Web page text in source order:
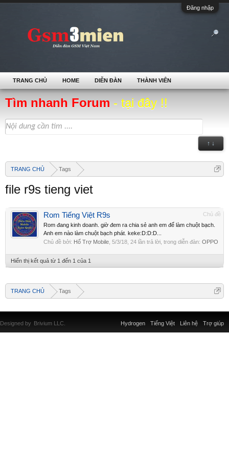
Đăng nhập
Tìm nhanh Forum - tại đây !!
↑ ↓
TRANG CHỦ Tags
file r9s tieng viet
Chủ đề
Rom Tiếng Việt R9s
Rom đang kinh doanh. giờ đem ra chia sẻ anh em để làm chuột bạch.
Anh em nào làm chuột bạch phát. keke:D:D:D...
Chủ đề bởi: Hổ Trợ Mobile 5/3/18 , 24 lần trả lời, trong diễn đàn: OPPO
Hiển thị kết quả từ 1 đến 1 của 1
TRANG CHỦ Tags
TRANG CHỦ HOME DIỄN ĐÀN THÀNH VIÊN
Liên hệ Trợ giúp
Hydrogen Tiếng Việt
Designed by Brivium LLC.